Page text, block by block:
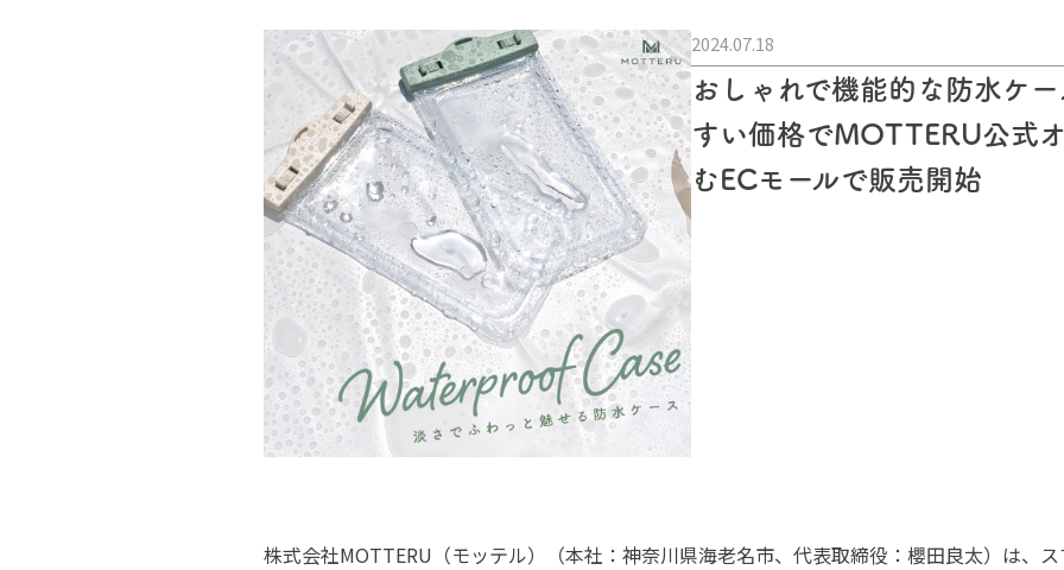
2024.07.18
おしゃれで機能的な防水ケ
すい価格でMOTTERU公式
むECモールで販売開始
株式会社MOTTERU（モッテル）（本社：神奈川県海老名市、代表取締役：櫻田良太）は、